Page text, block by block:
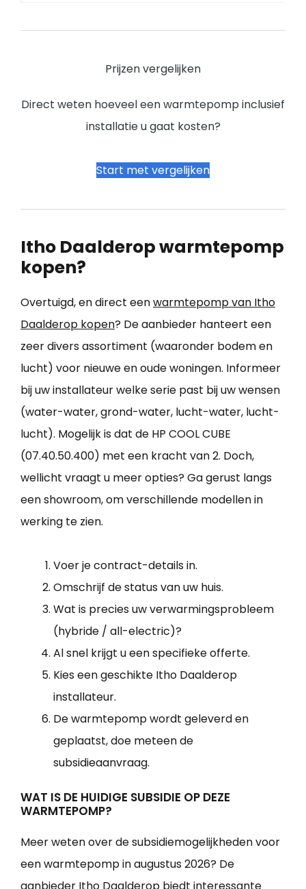
Prijzen vergelijken
Direct weten hoeveel een warmtepomp inclusief
installatie u gaat kosten?
Start met vergelijken
Itho Daalderop warmtepomp
kopen?
Overtuigd, en direct eenwarmtepomp van Itho
Daalderop kopen? De aanbieder hanteert een
zeer divers assortiment (waaronder bodem en
lucht) voor nieuwe en oude woningen. Informeer
bij uw installateur welke serie past bij uw wensen
(water-water, grond-water, lucht-water, lucht-
lucht). Mogelijk is dat de HP COOL CUBE
(07.40.50.400) met een kracht van 2. Doch,
wellicht vraagt u meer opties? Ga gerust langs
een showroom, om verschillende modellen in
werking te zien.
Voer je contract-details in.
Omschrijf de status van uw huis.
Wat is precies uw verwarmingsprobleem
(hybride / all-electric)?
Al snel krijgt u een specifieke offerte.
Kies een geschikte Itho Daalderop
installateur.
De warmtepomp wordt geleverd en
geplaatst, doe meteen de
subsidieaanvraag.
WAT IS DE HUIDIGE SUBSIDIE OP DEZE
WARMTEPOMP?
Meer weten over de subsidiemogelijkheden voor
een warmtepomp in augustus 2026? De
aanbieder Itho Daalderop biedt interessante